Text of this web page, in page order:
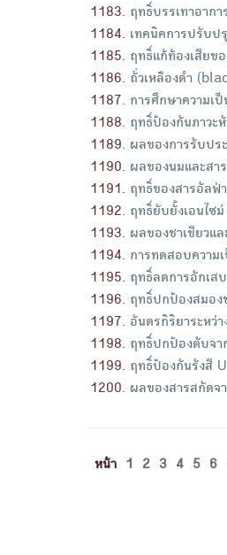
1183. ฤทธิ์บรรเทาอาก
1184. เทคนิคการปรับป
1185. ฤทธิ์แก้ท้องเสียขอ
1186. ถั่วเหลืองดำ
1187. การศึกษาความเ
1188. ฤทธิ์ป้องกันภาวะ
1189. ผลของการรับปร
1190. ผลของนมและสา
1191. ฤทธิ์ของสารอัลฟ่
1192. ฤทธิ์ยับยั้งเอนไซ
1193. ผลของชาเขียวแ
1194. การทดสอบความ
1195. ฤทธิ์ลดการอักเ
1196. ฤทธิ์ปกป้องสมอ
1197. อันตรกิริยาระหว่
1198. ฤทธิ์ปกป้องตับจา
1199. ฤทธิ์ป้องกันรังสี
1200. ผลของสารสกัดจ
หน้า 1 2 3 4 5 6